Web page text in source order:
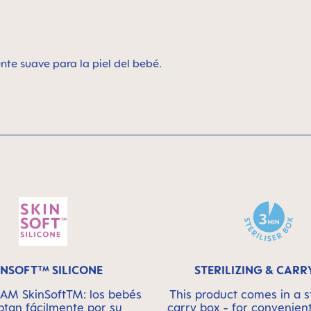
suave para la piel del bebé.
SILICONE
SkinSoftTM: los bebés
fácilmente por su
STERILIZING &
This product comes in a
carry box - for